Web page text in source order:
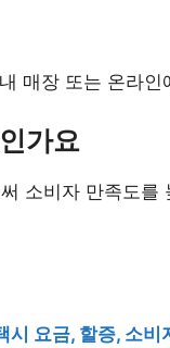
매장 또는 온라
가요
소비자 만족도를
요금, 할증, 소비